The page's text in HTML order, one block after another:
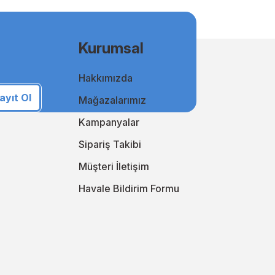
kullanıcılar için uygun fiyatlı ve kaliteli baskılar elde
takip ederek online alışveriş deneyiminizi sürekli
keşfedin!
Ol
Kurumsal
Hakkımızda
Mağazalarımız
Kampanyalar
Sipariş Takibi
Müşteri İletişim
Havale Bildirim Formu